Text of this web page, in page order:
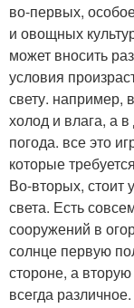
во-первых,
и овощных
может вносить
условия
свету. например,
холод и влага, а
погода. все это
которые
Во-вторых, стоит
света. Есть
сооружений в
солнце первую
стороне, а вторую
всегда